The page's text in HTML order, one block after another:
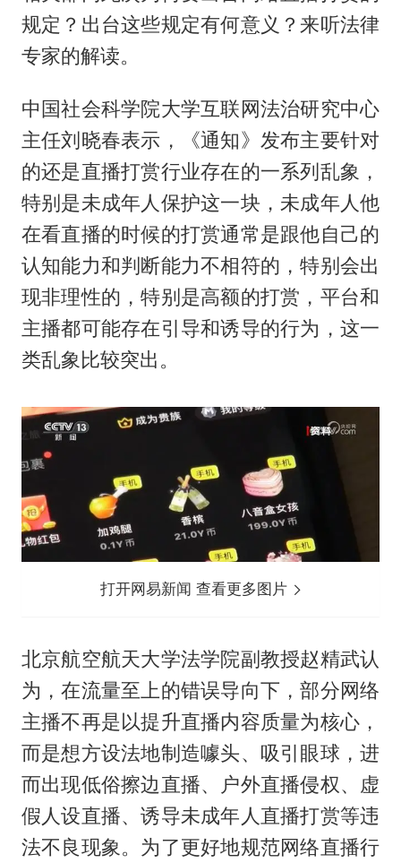
规定？出台这些规定有何意义？来听法律
专家的解读。
中国社会科学院大学互联网法治研究中心
主任刘晓春表示，《通知》发布主要针对
的还是直播打赏行业存在的一系列乱象，
特别是未成年人保护这一块，未成年人他
在看直播的时候的打赏通常是跟他自己的
认知能力和判断能力不相符的，特别会出
现非理性的，特别是高额的打赏，平台和
主播都可能存在引导和诱导的行为，这一
类乱象比较突出。
打开网易新闻 查看更多图片
北京航空航天大学法学院副教授赵精武认
为，在流量至上的错误导向下，部分网络
主播不再是以提升直播内容质量为核心，
而是想方设法地制造噱头、吸引眼球，进
而出现低俗擦边直播、户外直播侵权、虚
假人设直播、诱导未成年人直播打赏等违
法不良现象。为了更好地规范网络直播行